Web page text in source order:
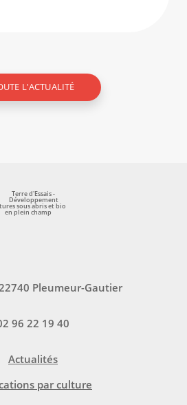
L'ACTUALITÉ
Pleumeur-Gautier
96 22 19 40
Actualités
par culture